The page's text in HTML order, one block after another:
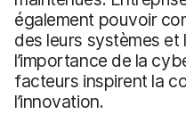
également pouvoir
des leurs systèmes et
l’importance de la
facteurs inspirent la
l’innovation.